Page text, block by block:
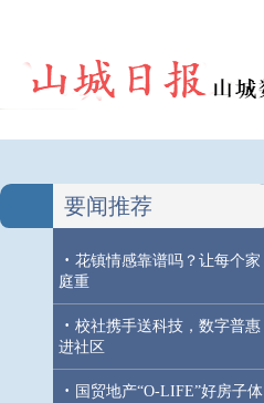
要闻推荐
· 花镇情感靠谱吗？让每个家
庭重
· 校社携手送科技，数字普惠
进社区
· 国贸地产“O-LIFE”好房子体